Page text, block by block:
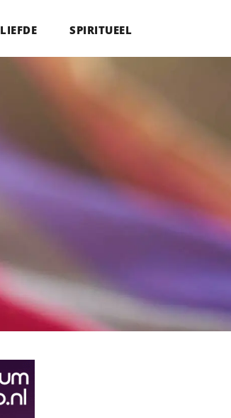
LIEFDE SPIRITUEEL